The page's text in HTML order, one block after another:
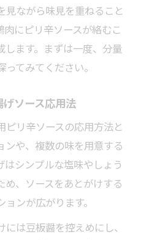
見ながら味見を重ねること
にピリ辛ソースが絡むこ
します。まずは一度、分量
てみてください。
ソース応用法
ピリ辛ソースの応用方法と
ンや、複数の味を用意する
はシンプルな塩味やしょう
め、ソースをあとがけする
ンが広がります。
は豆板醤を控えめにし、